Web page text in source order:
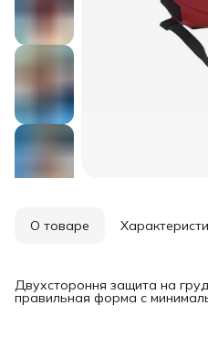
О товаре
Двухстороння защита на
правильная форма с